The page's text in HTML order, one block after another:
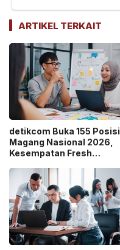
ARTIKEL TERKAIT
detikcom Buka 155 Posisi
Magang Nasional 2026,
Kesempatan Fresh
Media Digital!